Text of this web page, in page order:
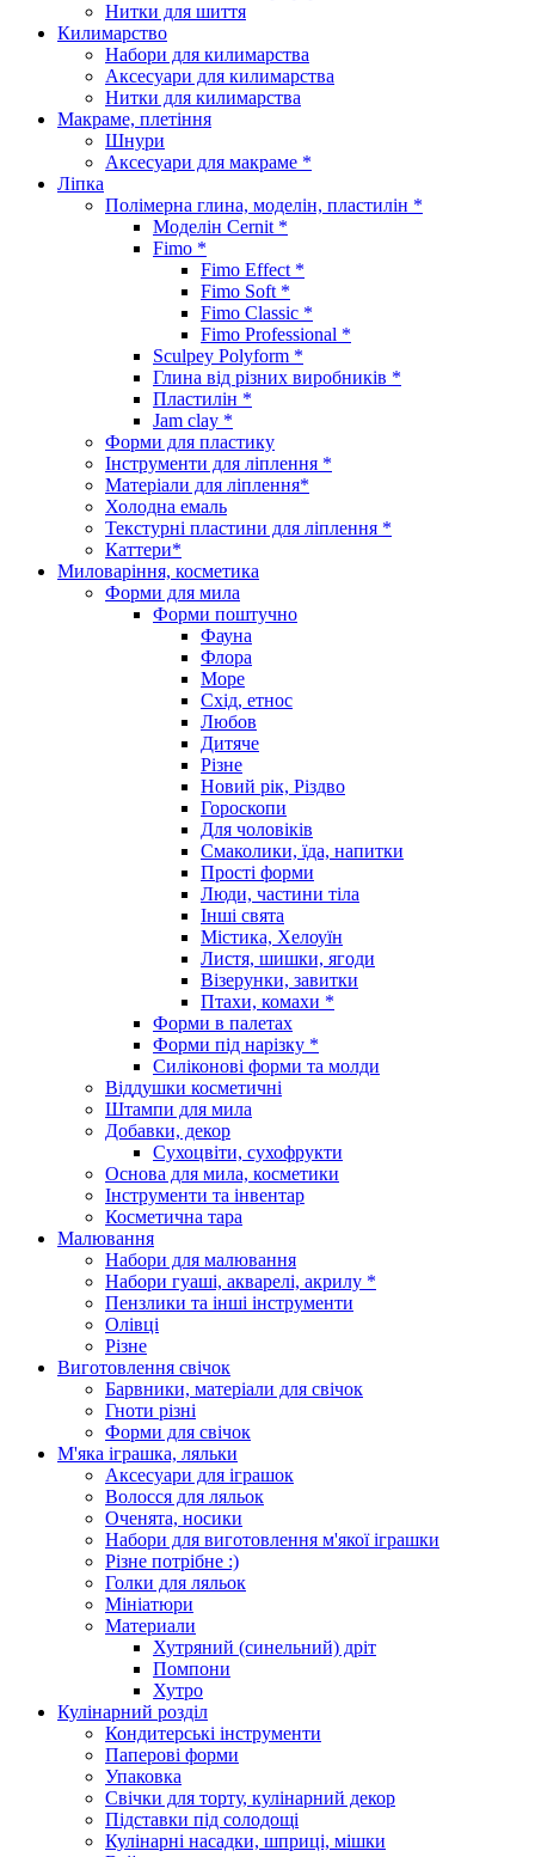
Нитки для шиття
Килимарство
Набори для килимарства
Аксесуари для килимарства
Нитки для килимарства
Макраме, плетіння
Шнури
Аксесуари для макраме *
Ліпка
Полімерна глина, моделін, пластилін *
Моделін Cernit *
Fimo *
Fimo Effect *
Fimo Soft *
Fimo Classic *
Fimo Professional *
Sculpey Polyform *
Глина від різних виробників *
Пластилін *
Jam clay *
Форми для пластику
Інструменти для ліплення *
Матеріали для ліплення*
Холодна емаль
Текстурні пластини для ліплення *
Каттери*
Миловаріння, косметика
Форми для мила
Форми поштучно
Фауна
Флора
Море
Схід, етнос
Любов
Дитяче
Різне
Новий рік, Різдво
Гороскопи
Для чоловіків
Смаколики, їда, напитки
Прості форми
Люди, частини тіла
Інші свята
Містика, Хелоуїн
Листя, шишки, ягоди
Візерунки, завитки
Птахи, комахи *
Форми в палетах
Форми під нарізку *
Силіконові форми та молди
Віддушки косметичні
Штампи для мила
Добавки, декор
Сухоцвіти, сухофрукти
Основа для мила, косметики
Інструменти та інвентар
Косметична тара
Малювання
Набори для малювання
Набори гуаші, акварелі, акрилу *
Пензлики та інші інструменти
Олівці
Різне
Виготовлення свічок
Барвники, матеріали для свічок
Гноти різні
Форми для свічок
М'яка іграшка, ляльки
Аксесуари для іграшок
Волосся для ляльок
Оченята, носики
Набори для виготовлення м'якої іграшки
Різне потрібне :)
Голки для ляльок
Мініатюри
Материали
Хутряний (синельний) дріт
Помпони
Хутро
Кулінарний розділ
Кондитерські інструменти
Паперові форми
Упаковка
Свічки для торту, кулінарний декор
Підставки під солодощі
Кулінарні насадки, шприці, мішки